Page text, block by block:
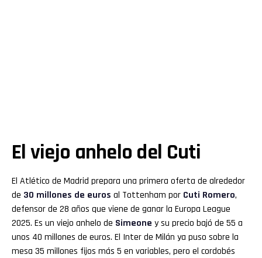
El viejo anhelo del Cuti
El Atlético de Madrid prepara una primera oferta de alrededor
de 30 millones de euros al Tottenham por Cuti Romero,
defensor de 28 años que viene de ganar la Europa League
2025. Es un viejo anhelo de Simeone y su precio bajó de 55 a
unos 40 millones de euros. El Inter de Milán ya puso sobre la
mesa 35 millones fijos más 5 en variables, pero el cordobés